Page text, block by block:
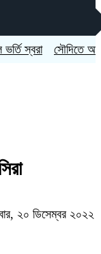
সৌদিতে আগুনে
২০ ডিসেম্বর ২০২২